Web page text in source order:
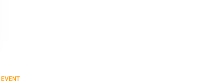
EVENT